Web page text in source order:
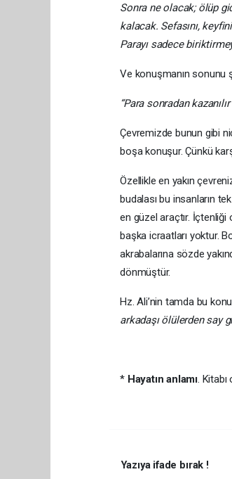
Sonra ne olacak; ölüp
kalacak. Sefasını,
Parayı sadece
Ve konuşmanın sonunu
“Para sonradan
Çevremizde bunun gibi
boşa konuşur. Çünkü
Özellikle en yakın
budalası bu insanların
en güzel araçtır. İçtenliği
başka icraatları yoktur.
akrabalarına sözde
dönmüştür.
Hz. Ali’nin tamda bu
arkadaşı ölülerden say
*Hayatın anlamı. Kitabı
Yazıya ifade bırak !